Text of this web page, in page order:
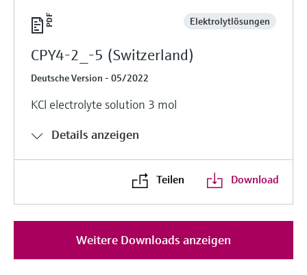
Elektrolytlösungen
CPY4-2_-5 (Switzerland)
Deutsche Version - 05/2022
KCl electrolyte solution 3 mol
Details anzeigen
Teilen Download
Weitere Downloads anzeigen